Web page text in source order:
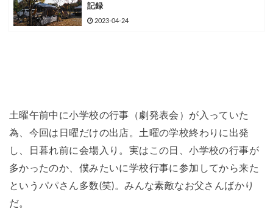
記録
2023-04-24
土曜午前中に小学校の行事（劇発表会）が入っていた
為、今回は日曜だけの出店。土曜の学校終わりに出発
し、日暮れ前に会場入り。実はこの日、小学校の行事が
多かったのか、僕みたいに学校行事に参加してから来た
というパパさん多数(笑)。みんな素敵なお父さんばかり
だ。